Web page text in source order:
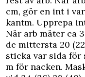
cm, gör en int i
kantm. Upprepa
När arb mäter ca
de mittersta 20
sticka var sida för
m för nacken.